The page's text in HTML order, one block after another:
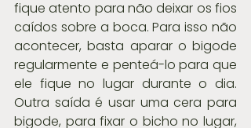
fique atento para não deixar os fios
caídos sobre a boca. Para isso não
acontecer, basta aparar o bigode
regularmente e penteá-lo para que
ele fique no lugar durante o dia.
Outra saída é usar uma cera para
bigode, para fixar o bicho no lugar,